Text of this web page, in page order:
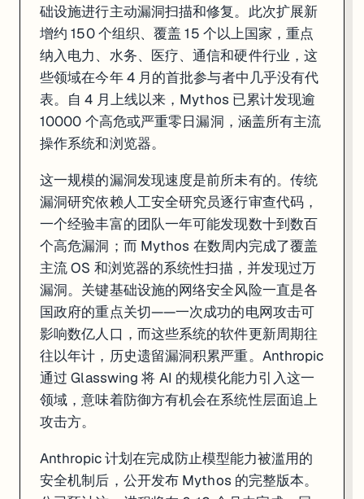
础设施进行主动漏洞扫描和修复。此次扩展新
增约 150 个组织、覆盖 15 个以上国家，重点
纳入电力、水务、医疗、通信和硬件行业，这
些领域在今年 4 月的首批参与者中几乎没有代
表。自 4 月上线以来，Mythos 已累计发现逾
10000 个高危或严重零日漏洞，涵盖所有主流
操作系统和浏览器。
这一规模的漏洞发现速度是前所未有的。传统
漏洞研究依赖人工安全研究员逐行审查代码，
一个经验丰富的团队一年可能发现数十到数百
个高危漏洞；而 Mythos 在数周内完成了覆盖
主流 OS 和浏览器的系统性扫描，并发现过万
漏洞。关键基础设施的网络安全风险一直是各
国政府的重点关切——一次成功的电网攻击可
影响数亿人口，而这些系统的软件更新周期往
往以年计，历史遗留漏洞积累严重。Anthropic
通过 Glasswing 将 AI 的规模化能力引入这一
领域，意味着防御方有机会在系统性层面追上
攻击方。
Anthropic 计划在完成防止模型能力被滥用的
安全机制后，公开发布 Mythos 的完整版本。